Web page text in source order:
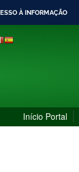
À INFORMAÇÃO
Início Portal